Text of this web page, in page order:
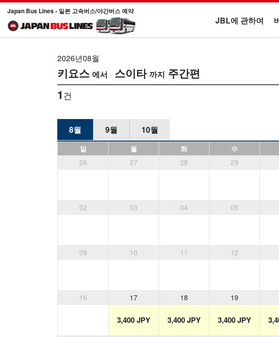
Japan Bus Lines - 일본 고속버스/야간버스 예약
JBL에 관하여
2026년08월
키요스 스이타
주간편
1건
8월 9월 10월
일 월 화 수
26
27 28 29
02 03 04 05
09 10 11 12
16 17 18 19
3,400 JPY 3,400 JPY 3,400 JPY